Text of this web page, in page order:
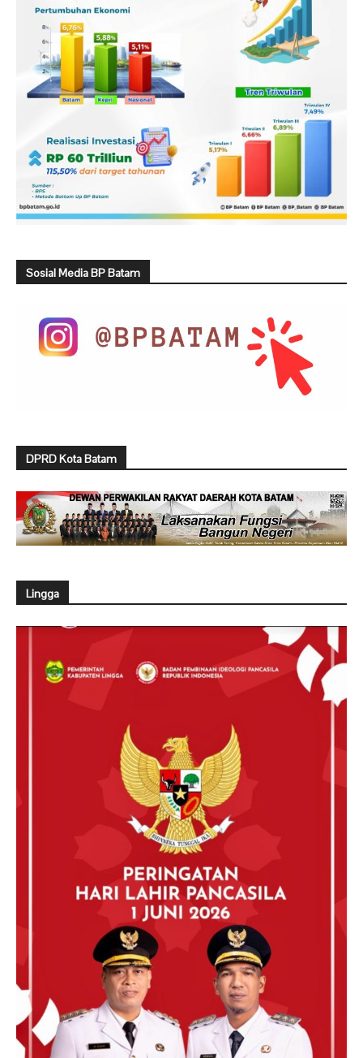
Sosial Media BP Batam
DPRD Kota Batam
Lingga